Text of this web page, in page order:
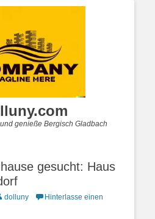
genieße Bergisch Gladbach
gesucht: Haus
dolluny
Hinterlasse einen